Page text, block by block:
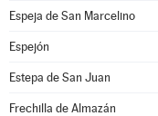
Espeja de San Marcelino
Espejón
Estepa de San Juan
Frechilla de Almazán